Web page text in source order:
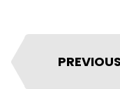
PREVIOUS